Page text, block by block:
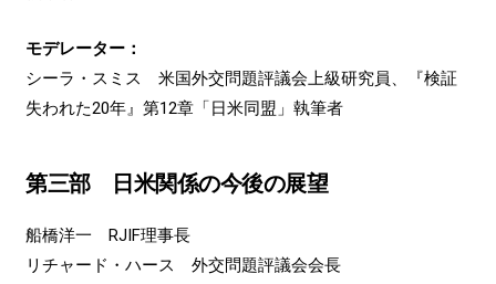
モデレーター：
シーラ・スミス 米国外交問題評議会上級研究員、『検証
失われた20年』第12章「日米同盟」執筆者
第三部 日米関係の今後の展望
船橋洋一 RJIF理事長
リチャード・ハース 外交問題評議会会長